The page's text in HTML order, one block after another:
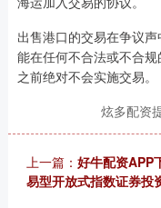
出售港口的交易在争议
能在任何不合法或不合
之前绝对不会实施交易。
炫多配资
上一篇： 好牛配资APP
易型开放式指数证券投